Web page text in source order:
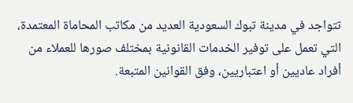
تتواجد في مدينة تبوك السعودية العديد من مكاتب المحاماة المعتمدة،
التي تعمل على توفير الخدمات القانونية بمختلف صورها للعملاء من
أفراد عاديين أو اعتباريين، وفق القوانين المتبعة.